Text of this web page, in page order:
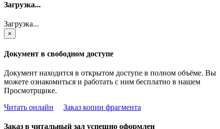
Загрузка...
Загрузка...
×
Документ в свободном доступе
Документ находится в открытом доступе в полном объёме. Вы
можете ознакомиться и работать с ним бесплатно в нашем
Просмотрщике.
Читать онлайн
Заказ копии фрагмента
Заказ в читальный зал успешно оформлен